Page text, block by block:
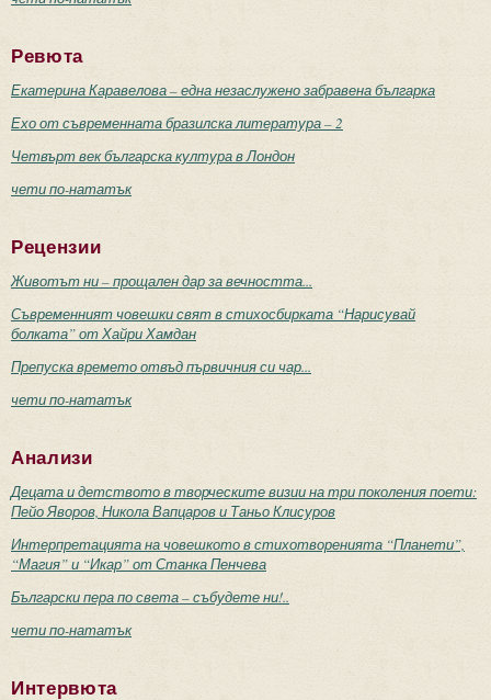
Ревюта
Екатерина Каравелова – една незаслужено забравена българка
Ехо от съвременната бразилска литература – 2
Четвърт век българска култура в Лондон
чети по-нататък
Рецензии
Животът ни – прощален дар за вечността...
Съвременният човешки свят в стихосбирката “Нарисувай
болката” от Хайри Хамдан
Препуска времето отвъд първичния си чар...
чети по-нататък
Анализи
Децата и детството в творческите визии на три поколения поети:
Пейо Яворов, Никола Вапцаров и Таньо Клисуров
Интерпретацията на човешкото в стихотворенията “Планети”,
“Магия” и “Икар” от Станка Пенчева
Български пера по света – събудете ни!..
чети по-нататък
Интервюта